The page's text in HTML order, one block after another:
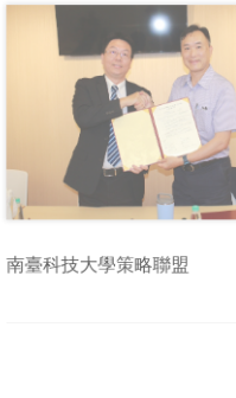
南臺科技大學策略聯盟